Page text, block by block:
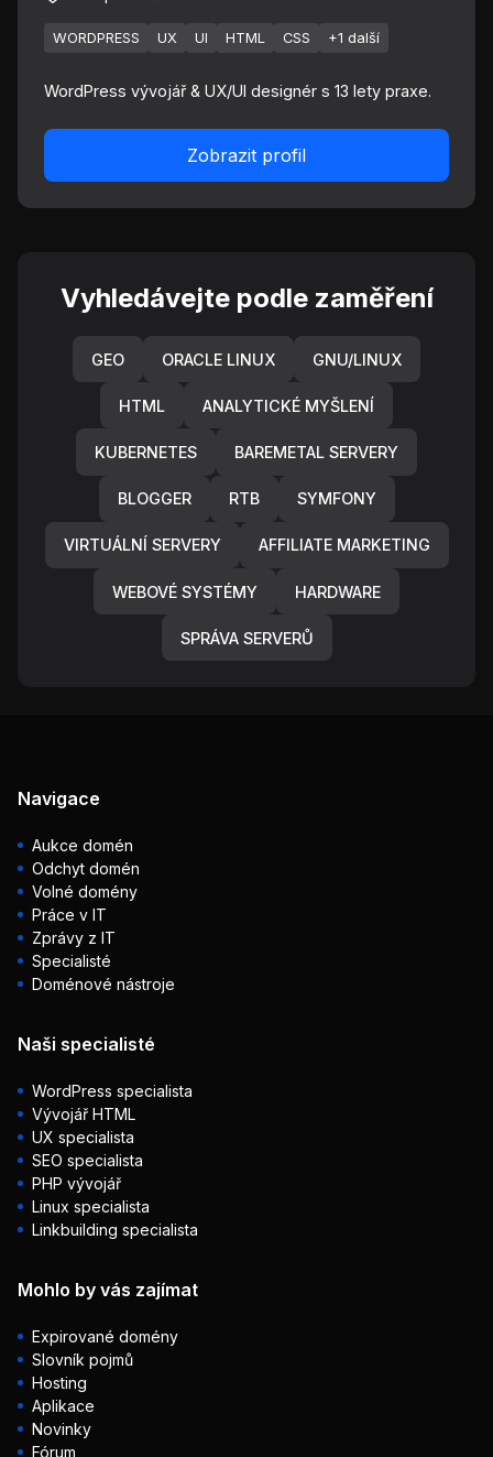
WORDPRESS UX UI HTML CSS +1 další
WordPress vývojář & UX/UI designér s 13 lety praxe.
Zobrazit profil
Vyhledávejte podle zaměření
GEO ORACLE LINUX GNU/LINUX
HTML ANALYTICKÉ MYŠLENÍ
KUBERNETES BAREMETAL SERVERY
BLOGGER RTB SYMFONY
VIRTUÁLNÍ SERVERY AFFILIATE MARKETING
WEBOVÉ SYSTÉMY HARDWARE
SPRÁVA SERVERŮ
Navigace
Aukce domén
Odchyt domén
Volné domény
Práce v IT
Zprávy z IT
Specialisté
Doménové nástroje
Naši specialisté
WordPress specialista
Vývojář HTML
UX specialista
SEO specialista
PHP vývojář
Linux specialista
Linkbuilding specialista
Mohlo by vás zajímat
Expirované domény
Slovník pojmů
Hosting
Aplikace
Novinky
Fórum